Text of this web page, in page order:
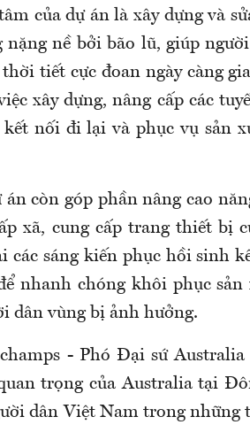
của dự án là xây dựng và
nề bởi bão lũ, giúp
tiết cực đoan ngày càng
xây dựng, nâng cấp các
nối đi lại và phục vụ sản
còn góp phần nâng cao
xã, cung cấp trang thiết bị
sáng kiến phục hồi sinh
nhanh chóng khôi phục sản
dân vùng bị ảnh hưởng.
- Phó Đại sứ
trọng của Australia tại
dân Việt Nam trong những